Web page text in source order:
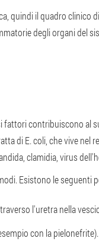
quindi il quadro
degli organi del
contribuiscono al
di E. coli, che vive nel
clamidia, virus
Esistono le seguenti
l'uretra nella
con la pielonefrite).